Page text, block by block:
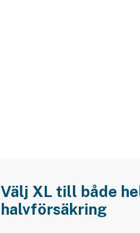
Välj XL till både
halvförsäkring